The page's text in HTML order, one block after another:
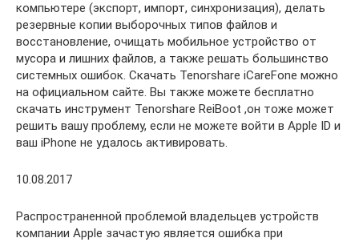
компьютере (экспорт, импорт, синхронизация), делать
резервные копии выборочных типов файлов и
восстановление, очищать мобильное устройство от
мусора и лишних файлов, а также решать большинство
системных ошибок. Скачать Tenorshare iCareFone можно
на официальном сайте. Вы также можете бесплатно
скачать инструмент Tenorshare ReiBoot ,он тоже может
решить вашу проблему, если не можете войти в Apple ID и
ваш iPhone не удалось активировать.
10.08.2017
Распространенной проблемой владельцев устройств
компании Apple зачастую является ошибка при